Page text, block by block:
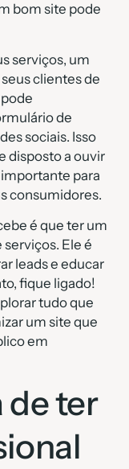
bom site pode
serviços, um
clientes de
de
sociais. Isso
disposto a ouvir
para
consumidores.
é que ter um
Ele é
leads e educar
fique ligado!
tudo que
um site que
em
ter